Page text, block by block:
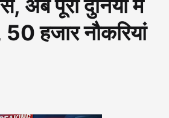
अब पूरी दुनिया में
हजार नौकरियां